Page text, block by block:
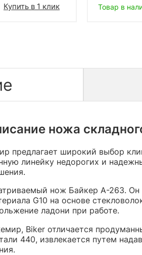
Купить в 1 клик Товар в
ножа
предлагает широкий выбор
линейку недорогих и
нож Байкер А-263.
G10 на основе
ладони при работе.
Biker отличается
440, извлекается путем